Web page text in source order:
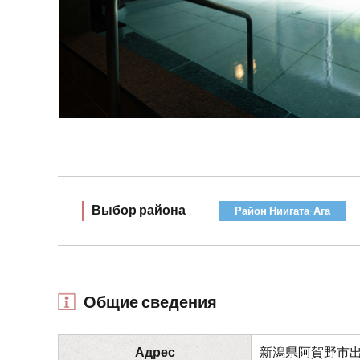
Выбор района Район Ниигата-Ага
Общие сведения
Адрес 新潟県阿賀野市